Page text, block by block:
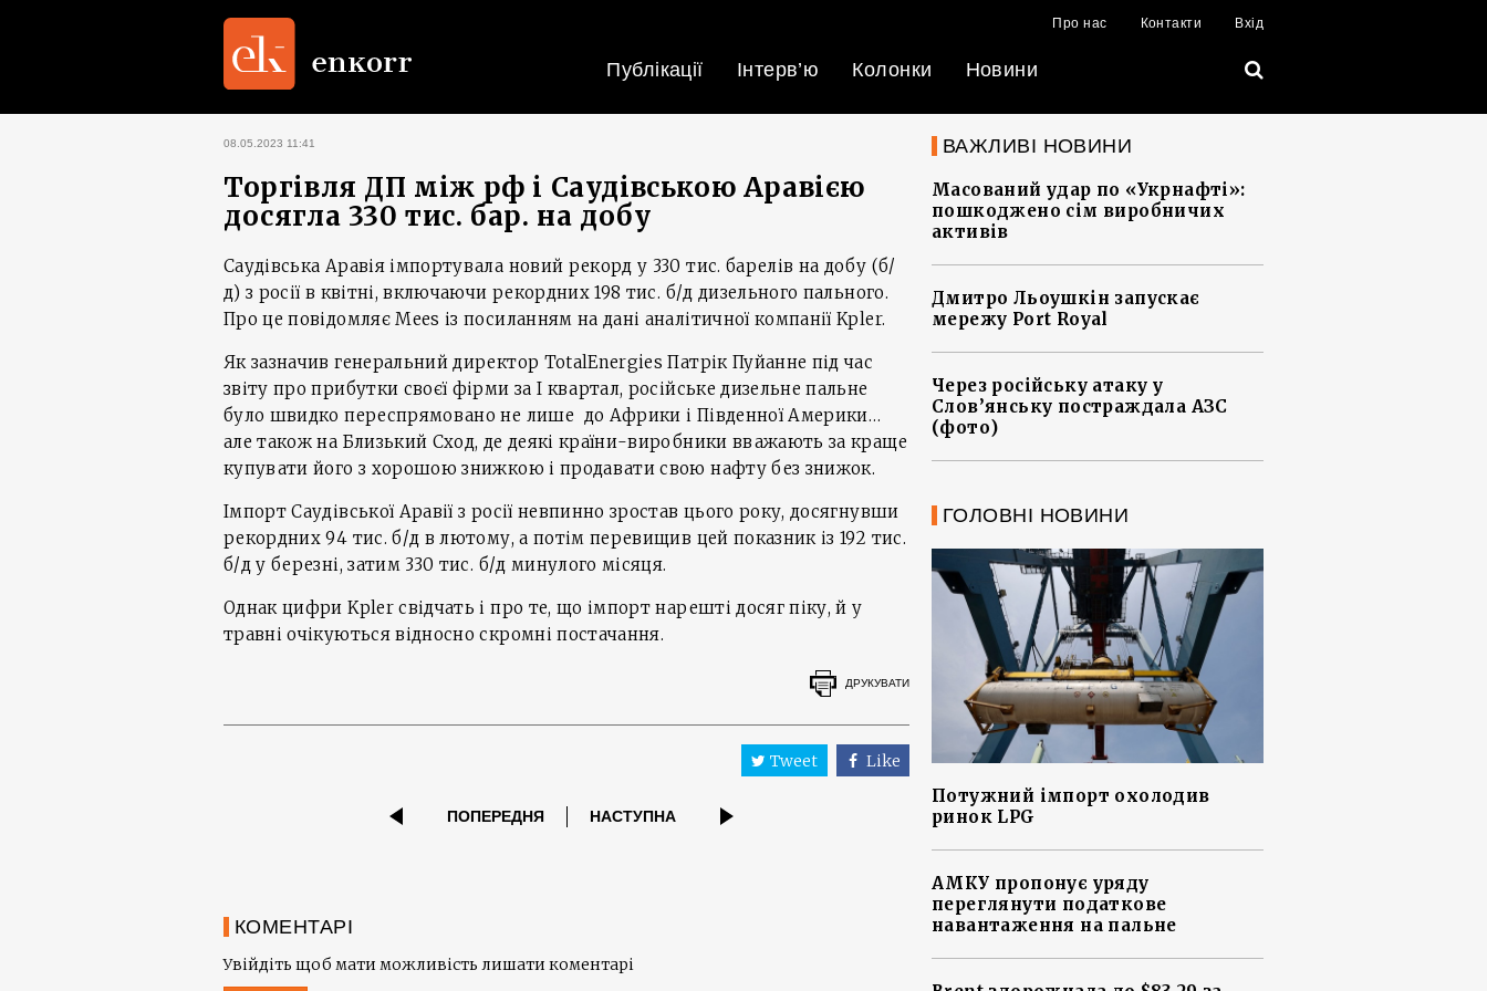
Про нас Контакти Вхід
Публікації Інтерв’ю Колонки Новини
08.05.2023 11:41
Торгівля ДП між рф і Саудівською Аравією
досягла 330 тис. бар. на добу
Саудівська Аравія імпортувала новий рекорд у 330 тис. барелів на добу (б/
д) з росії в квітні, включаючи рекордних 198 тис. б/д дизельного пального.
Про це повідомляє Mees із посиланням на дані аналітичної компанії Kpler.
Як зазначив генеральний директор TotalEnergies Патрік Пуйанне під час
звіту про прибутки своєї фірми за І квартал, російське дизельне пальне
було швидко переспрямовано не лише до Африки і Південної Америки…
але також на Близький Сход, де деякі країни-виробники вважають за краще
купувати його з хорошою знижкою і продавати свою нафту без знижок.
Імпорт Саудівської Аравії з росії невпинно зростав цього року, досягнувши
рекордних 94 тис. б/д в лютому, а потім перевищив цей показник із 192 тис.
б/д у березні, затим 330 тис. б/д минулого місяця.
Однак цифри Kpler свідчать і про те, що імпорт нарешті досяг піку, й у
травні очікуються відносно скромні постачання.
ДРУКУВАТИ
Tweet Like
ПОПЕРЕДНЯ НАСТУПНА
КОМЕНТАРІ
Увійдіть щоб мати можливість лишати коментарі
ВАЖЛИВІ НОВИНИ
Масований удар по «Укрнафті»:
пошкоджено сім виробничих
активів
Дмитро Льоушкін запускає
мережу Port Royal
Через російську атаку у
Слов’янську постраждала АЗС
(фото)
ГОЛОВНІ НОВИНИ
Потужний імпорт охолодив
ринок LPG
АМКУ пропонує уряду
переглянути податкове
навантаження на пальне